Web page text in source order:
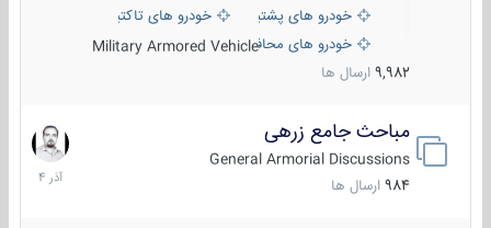
خودرو های پشتیبانی آتش ، شناسایی و ضد تانک
خودرو های تاکتیکی نظامی
خودرو های محافظت شدهMilitary Armored Vehicle
9,982 ارسال ها
مباحث جامع زرهی
General Armorial Discussions
984 ارسال ها
7
آذر
1404